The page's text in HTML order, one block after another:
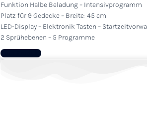
Funktion Halbe Beladung – Intensivprogramm
Platz für 9 Gedecke – Breite: 45 cm
LED-Display – Elektronik Tasten –
2 Sprühebenen – 5 Programme
Zum Produkt